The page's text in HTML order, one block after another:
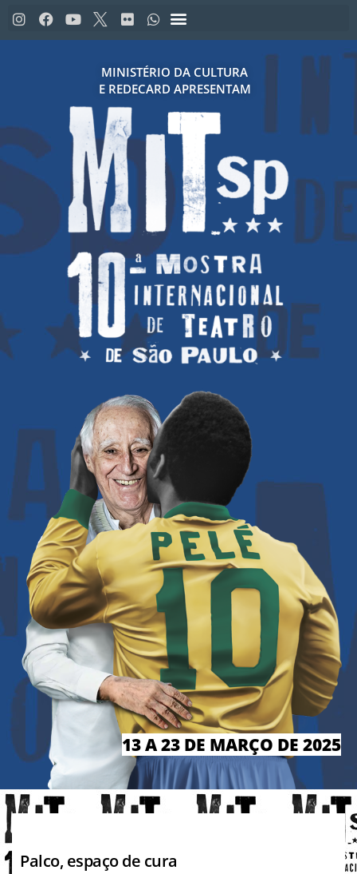
MINISTÉRIO DA CULTURA
E REDECARD APRESENTAM
13 A 23 DE MARÇO DE 2025
Palco, espaço de cura